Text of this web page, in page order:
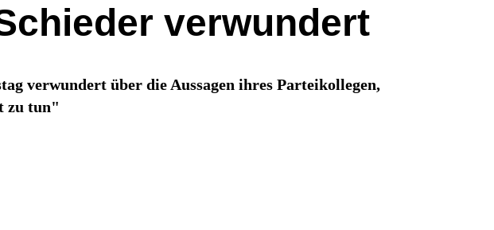
verwundert
verwundert über die Aussagen ihres Parteikollegen,
zu tun"